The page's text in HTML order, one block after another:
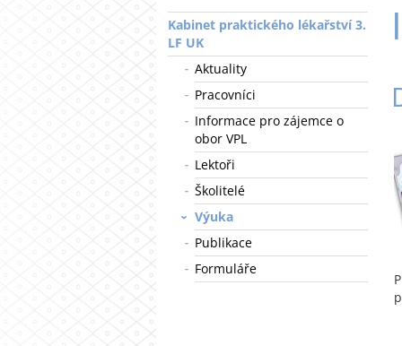
Kabinet praktického lékařství 3.
LF UK
Aktuality
Pracovníci
Informace pro zájemce o
obor VPL
Lektoři
Školitelé
Výuka
Publikace
Formuláře